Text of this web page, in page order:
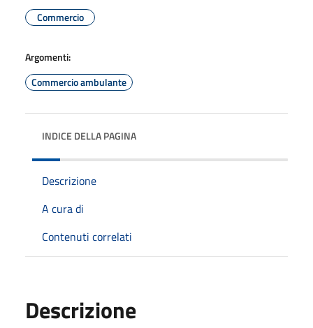
Commercio
Argomenti:
Commercio ambulante
INDICE DELLA PAGINA
Descrizione
A cura di
Contenuti correlati
Descrizione